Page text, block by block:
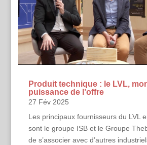
Produit technique : le LVL,
puissance de l’offre
27 Fév 2025
Les principaux fournisseurs du LVL
sont le groupe ISB et le Groupe
de s’associer avec d’autres